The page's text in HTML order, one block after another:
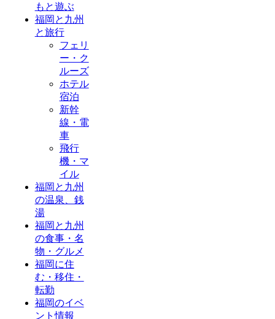
もと遊ぶ
福岡と九州
と旅行
フェリ
ー・ク
ルーズ
ホテル
宿泊
新幹
線・電
車
飛行
機・マ
イル
福岡と九州
の温泉、銭
湯
福岡と九州
の食事・名
物・グルメ
福岡に住
む・移住・
転勤
福岡のイベ
ント情報